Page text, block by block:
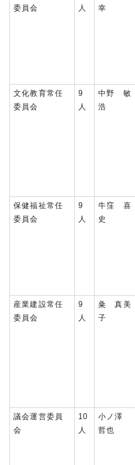
委員会
人
幸
文化教育常任
委員会
9
人
中野 敏
浩
保健福祉常任
委員会
9
人
牛窪 喜
史
産業建設常任
委員会
9
人
粂 真美
子
議会運営委員
会
10
人
小ノ澤
哲也